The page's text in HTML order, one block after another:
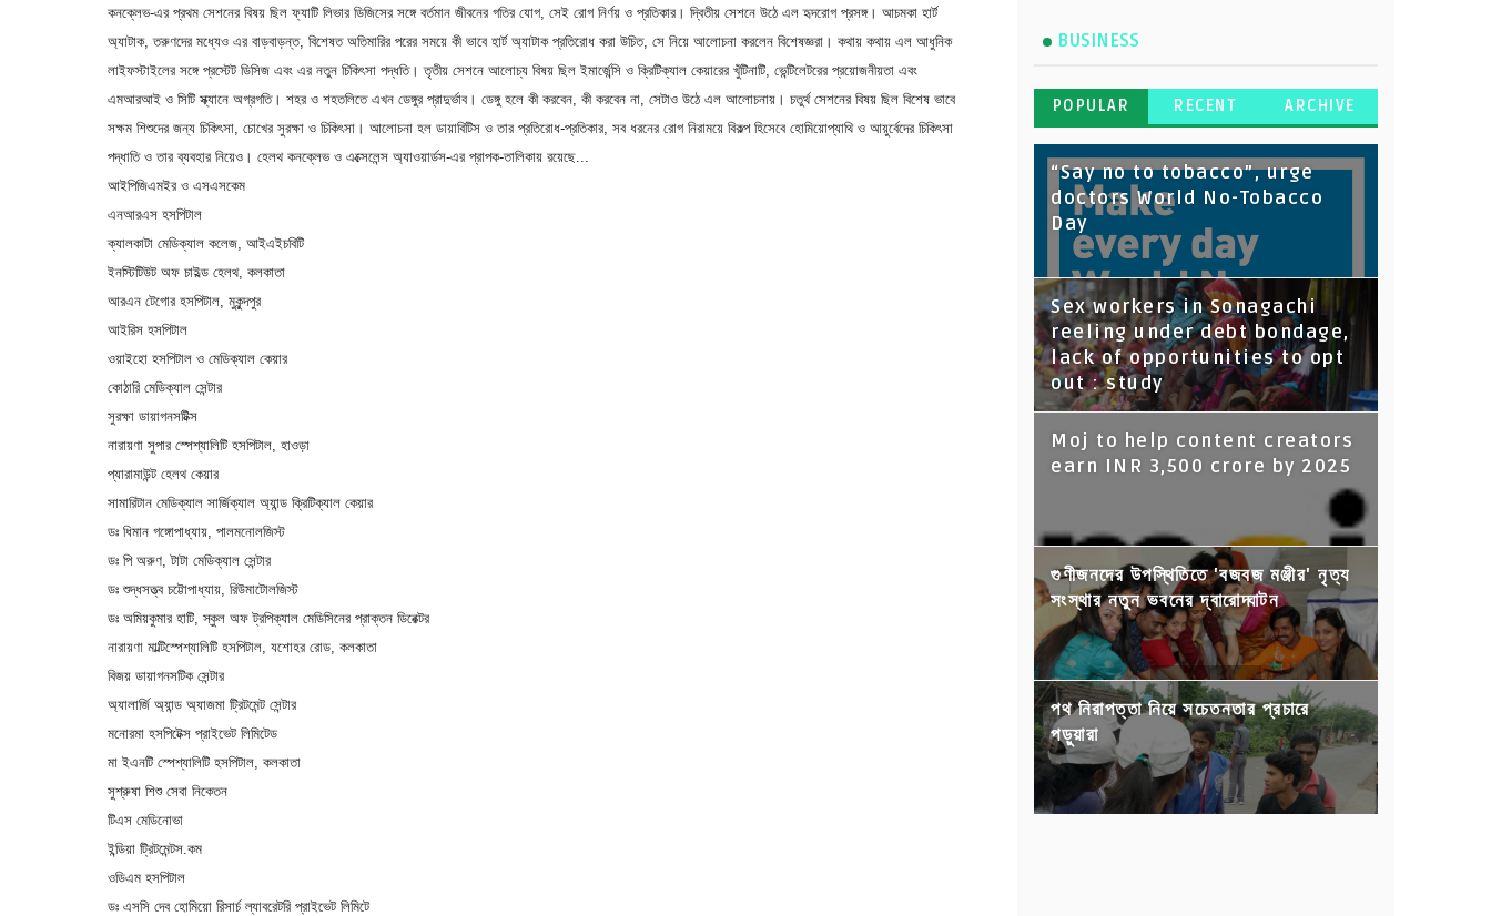
কনক্লেভ-এর প্রথম সেশনের বিষয় ছিল ফ্যাটি লিভার ডিজিসের সঙ্গে বর্তমান জীবনের গতির যোগ, সেই রোগ নির্ণয় ও প্রতিকার। দ্বিতীয় সেশনে উঠে এল হৃদরোগ প্রসঙ্গ। আচমকা হার্ট
অ্যাটাক,তরুণদের মধ্যেও এর বাড়বাড়ন্ত, বিশেষত অতিমারির পরের সময়ে কী ভাবে হার্ট অ্যাটাক প্রতিরোধ করা উচিত, সে নিয়ে আলোচনা করলেন বিশেষজ্ঞরা। কথায় কথায় এল আধুনিক
লাইফস্টাইলের সঙ্গে প্রস্টেট ডিসিজ এবং এর নতুন চিকিৎসা পদ্ধতি। তৃতীয় সেশনে আলোচ্য বিষয় ছিল ইমার্জেন্সি ও ক্রিটিক্যাল কেয়ারের খুঁটিনাটি, ভেন্টিলেটরের প্রয়োজনীয়তা এবং
এমআরআই ও সিটি স্ক্যানে অগ্রগতি। শহর ও শহতলিতে এখন ডেঙ্গুর প্রাদুর্ভাব। ডেঙ্গু হলে কী করবেন, কী করবেন না, সেটাও উঠে এল আলোচনায়। চতুর্থ সেশনের বিষয় ছিল বিশেষ ভাবে
সক্ষম শিশুদের জন্য চিকিৎসা, চোখের সুরক্ষা ও চিকিৎসা। আলোচনা হল ডায়াবিটিস ও তার প্রতিরোধ-প্রতিকার, সব ধরনের রোগ নিরাময়ে বিকল্প হিসেবে হোমিয়োপ্যাথি ও আয়ুর্বেদের চিকিৎসা
পদ্ধাতি ও তার ব্যবহার নিয়েও। হেলথ কনক্লেভ ও এক্সেলেন্স অ্যাওয়ার্ডস-এর প্রাপক-তালিকায় রয়েছে...
আইপিজিএমইর ও এসএসকেম
এনআরএস হসপিটাল
ক্যালকাটা মেডিক্যাল কলেজ, আইএইচবিটি
ইনস্টিটিউট অফ চাইল্ড হেলথ, কলকাতা
আরএন টেগোর হসপিটাল, মুকুন্দপুর
আইরিস হসপিটাল
ওয়াইহো হসপিটাল ও মেডিক্যাল কেয়ার
কোঠারি মেডিক্যাল সেন্টার
সুরক্ষা ডায়াগনসটিক্স
নারায়ণা সুপার স্পেশ্যালিটি হসপিটাল, হাওড়া
প্যারামাউন্ট হেলথ কেয়ার
সামারিটান মেডিক্যাল সার্জিক্যাল অ্যান্ড ক্রিটিক্যাল কেয়ার
ডঃ ধিমান গঙ্গোপাধ্যায়, পালমনোলজিস্ট
ডঃ পি অরুণ,টাটা মেডিক্যাল সেন্টার
ডঃ শুদ্ধসত্ত্ব চট্টোপাধ্যায়, রিউমাটোলজিস্ট
ডঃ অমিয়কুমার হাটি,স্কুল অফ ট্রপিক্যাল মেডিসিনের প্রাক্তন ডিরেক্টর
নারায়ণা মাল্টিস্পেশ্যালিটি হসপিটাল, যশোহর রোড, কলকাতা
বিজয় ডায়াগনসটিক সেন্টার
অ্যালার্জি অ্যান্ড অ্যাজমা ট্রিটমেন্ট সেন্টার
মনোরমা হসপিটেক্স প্রাইভেট লিমিটেড
মা ইএনটি স্পেশ্যালিটি হসপিটাল, কলকাতা
সুশ্রুষা শিশু সেবা নিকেতন
টিএস মেডিনোভা
ইন্ডিয়া ট্রিটমেন্টস.কম
ওডিএম হসপিটাল
ডঃ এসসি দেব হোমিয়ো রিসার্চ ল্যাবরেটরি প্রাইভেট লিমিটে
BUSINESS
POPULAR RECENT ARCHIVE
“Say no to tobacco”, urge
doctors World No-Tobacco
Day
Sex workers in Sonagachi
reeling under debt bondage,
lack of opportunities to opt
out : study
Moj to help content creators
earn INR 3,500 crore by 2025
গুণীজনদের উপস্থিতিতে 'বজবজ মঞ্জীর' নৃত্য
সংস্থার নতুন ভবনের দ্বারোদ্ঘাটন
পথ নিরাপত্তা নিয়ে সচেতনতার প্রচারে
পড়ুয়ারা